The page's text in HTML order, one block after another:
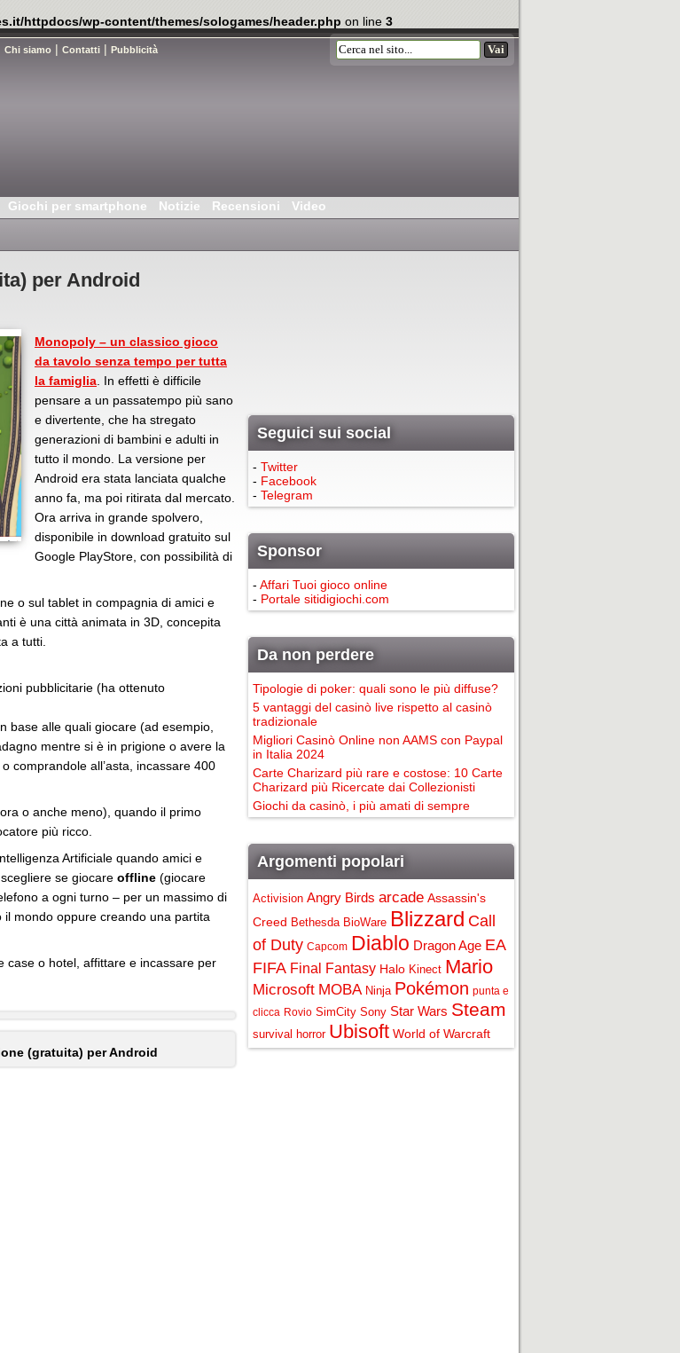
httpdocs/wp-content/themes/sologames/header.php on line 3
Chi siamo | Contatti | Pubblicità
Giochi per smartphone Notizie Recensioni
Video
per Android
Monopoly – un classico gioco
da tavolo senza tempo per tutta
la famiglia . In effetti è difficile
pensare a un passatempo più sano
e divertente, che ha stregato
generazioni di bambini e adulti in
tutto il mondo. La versione per
Android era stata lanciata qualche
anno fa, ma poi ritirata dal mercato.
Ora arriva in grande spolvero,
disponibile in download gratuito sul
Google PlayStore, con possibilità di
o sul tablet in compagnia di amici e
è una città animata in 3D, concepita
a tutti.
pubblicitarie (ha ottenuto
base alle quali giocare (ad esempio,
mentre si è in prigione o avere la
comprandole all’asta, incassare 400
o anche meno), quando il primo
più ricco.
Artificiale quando amici e
se giocare offline (giocare
a ogni turno – per un massimo di
mondo oppure creando una partita
case o hotel, affittare e incassare per
(gratuita) per Android
Seguici sui social
- Twitter
- Facebook
- Telegram
Sponsor
- Affari Tuoi gioco online
- Portale sitidigiochi.com
Da non perdere
Tipologie di poker: quali sono le più diffuse?
5 vantaggi del casinò live rispetto al casinò
tradizionale
Migliori Casinò Online non AAMS con Paypal
in Italia 2024
Carte Charizard più rare e costose: 10 Carte
Charizard più Ricercate dai Collezionisti
Giochi da casinò, i più amati di sempre
Argomenti popolari
Activision Angry Birds arcade Assassin's
Creed Bethesda BioWare Blizzard Call
of Duty Capcom Diablo Dragon Age EA
FIFA Final Fantasy Halo Kinect Mario
Microsoft MOBA Ninja Pokémon punta e
clicca Rovio SimCity Sony Star Wars Steam
survival horror Ubisoft World of Warcraft